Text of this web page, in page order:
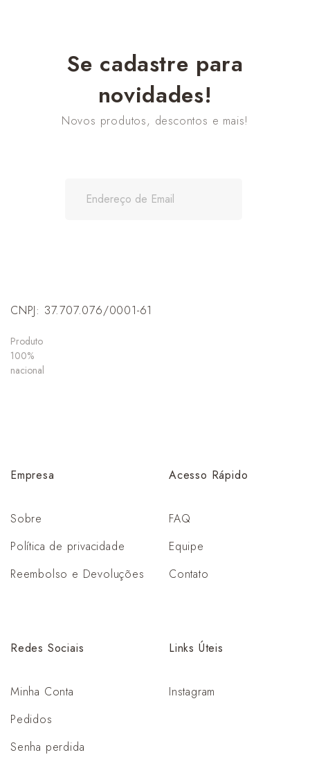
Se cadastre para
novidades!
Novos produtos, descontos e mais!
CNPJ: 37.707.076/0001-61
Produto
100%
nacional
Empresa
Sobre
Política de privacidade
Reembolso e Devoluções
Acesso Rápido
FAQ
Equipe
Contato
Redes Sociais
Minha Conta
Pedidos
Senha perdida
Links Úteis
Instagram